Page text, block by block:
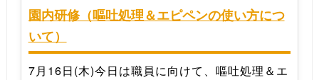
園内研修（嘔吐処理＆エピペンの使い方につ
いて）
7月16日(木)今日は職員に向けて、嘔吐処理＆エ